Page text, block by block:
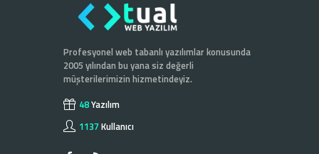
Profesyonel web tabanlı yazılımlar konusunda
2005 yılından bu yana siz değerli
müşterilerimizin hizmetindeyiz.
48Yazılım
1137Kullanıcı